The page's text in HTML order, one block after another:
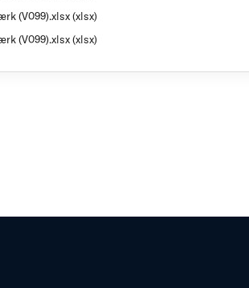
(V099).xlsx (xlsx)
(V099).xlsx (xlsx)